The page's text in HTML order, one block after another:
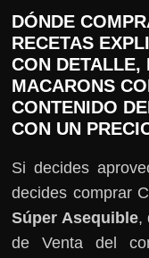
DÓNDE
RECETAS
CON DETALLE,
MACARONS
CONTENIDO
CON UN
Si decides
decides comprar
Súper Asequible,
de Venta del